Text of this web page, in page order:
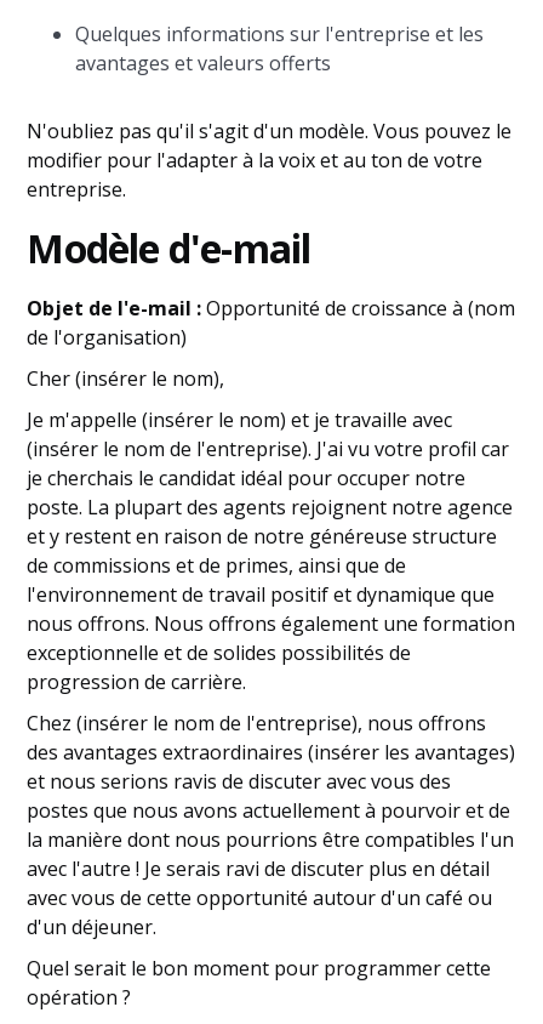
Quelques informations sur l'entreprise et les
avantages et valeurs offerts
N'oubliez pas qu'il s'agit d'un modèle. Vous pouvez le
modifier pour l'adapter à la voix et au ton de votre
entreprise.
Modèle d'e-mail
Objet de l'e-mail :Opportunité de croissance à (nom
de l'organisation)
Cher (insérer le nom),
Je m'appelle (insérer le nom) et je travaille avec
(insérer le nom de l'entreprise). J'ai vu votre profil car
je cherchais le candidat idéal pour occuper notre
poste. La plupart des agents rejoignent notre agence
et y restent en raison de notre généreuse structure
de commissions et de primes, ainsi que de
l'environnement de travail positif et dynamique que
nous offrons. Nous offrons également une formation
exceptionnelle et de solides possibilités de
progression de carrière.
Chez (insérer le nom de l'entreprise), nous offrons
des avantages extraordinaires (insérer les avantages)
et nous serions ravis de discuter avec vous des
postes que nous avons actuellement à pourvoir et de
la manière dont nous pourrions être compatibles l'un
avec l'autre ! Je serais ravi de discuter plus en détail
avec vous de cette opportunité autour d'un café ou
d'un déjeuner.
Quel serait le bon moment pour programmer cette
opération ?